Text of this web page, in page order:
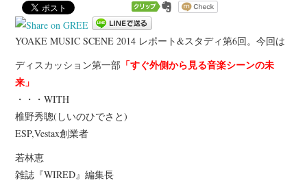
YOAKE MUSIC SCENE 2014 レポート&スタディ第6回。今回は
ディスカッション第一部 「すぐ外側から見る音楽シーンの未
来」
・・・WITH
椎野秀聰(しいのひでさと)
ESP,Vestax創業者
若林恵
雑誌『WIRED』編集長